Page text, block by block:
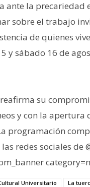
la precariedad
sobre el trabajo
de quienes
y sábado 16 de
su
y con la apertura
programación
las redes sociales de
Universitario La